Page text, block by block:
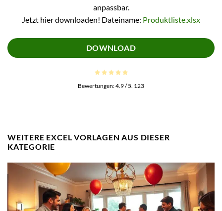
anpassbar.
Jetzt hier downloaden! Dateiname: Produktliste.xlsx
DOWNLOAD
Bewertungen:4.9/ 5. 123
WEITERE EXCEL VORLAGEN AUS DIESER
KATEGORIE